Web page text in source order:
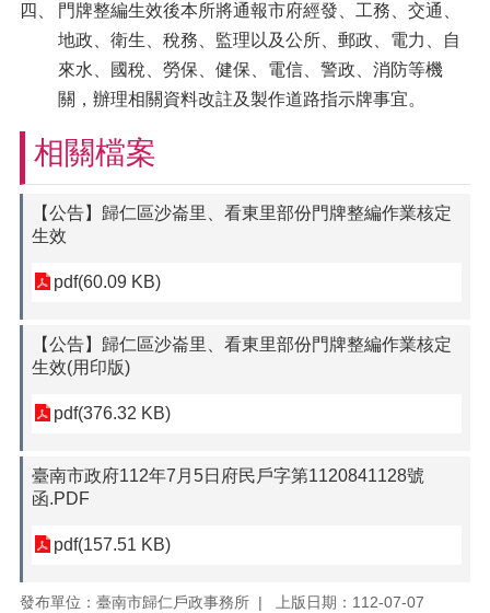
門牌整編生效後本所將通報市府經發、工務、交通、
地政、衛生、稅務、監理以及公所、郵政、電力、自
來水、國稅、勞保、健保、電信、警政、消防等機
關，辦理相關資料改註及製作道路指示牌事宜。
相關檔案
【公告】歸仁區沙崙里、看東里部份門牌整編作業核定
生效
pdf(60.09 KB)
【公告】歸仁區沙崙里、看東里部份門牌整編作業核定
生效(用印版)
pdf(376.32 KB)
臺南市政府112年7月5日府民戶字第1120841128號
函.PDF
pdf(157.51 KB)
發布單位：臺南市歸仁戶政事務所
上版日期：112-07-07